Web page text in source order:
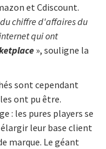
et Cdiscount.
chiffre d'affaires du
qui ont
», souligne la
sont cependant
ont pu être.
: les pures players se
leur base client
marque. Le géant